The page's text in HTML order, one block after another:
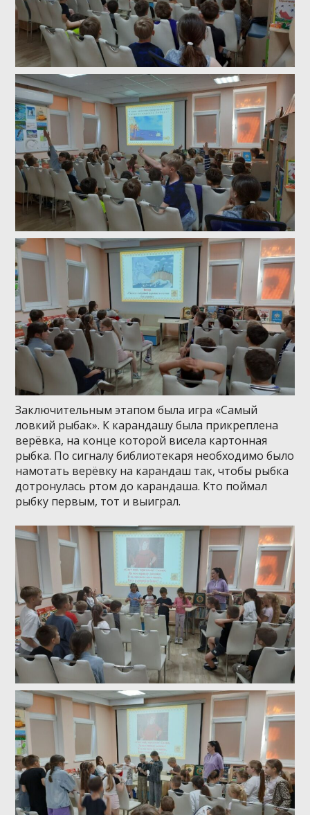
Заключительным этапом была игра «Самый
ловкий рыбак». К карандашу была прикреплена
верёвка, на конце которой висела картонная
рыбка. По сигналу библиотекаря необходимо было
намотать верёвку на карандаш так, чтобы рыбка
дотронулась ртом до карандаша. Кто поймал
рыбку первым, тот и выиграл.